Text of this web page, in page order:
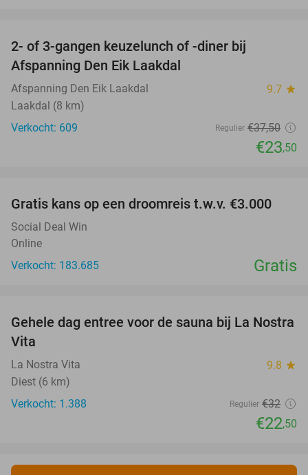
2- of 3-gangen keuzelunch of -diner bij
Afspanning Den Eik Laakdal
Afspanning Den Eik Laakdal 9.7 star
Laakdal (8 km)
Verkocht: 609
Regulier €37,50
€23,50
Gratis kans op een droomreis t.w.v. €3.000
Social Deal Win
Online
Verkocht: 183.685
Gratis
30%
Gehele dag entree voor de sauna bij La Nostra
Vita
La Nostra Vita 9.8 star
Diest (6 km)
Verkocht: 1.388
Regulier €32
€22,50